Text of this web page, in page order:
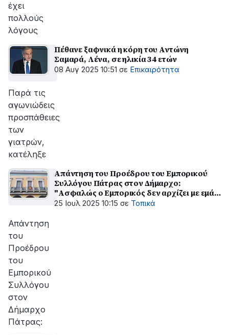
έχει
πολλούς
λόγους
Πέθανε ξαφνικά η κόρη του Αντώνη
Σαμαρά, Λένα, σε ηλικία 34 ετών
08 Αυγ 2025 10:51 σε Επικαιρότητα
Παρά τις
αγωνιώδεις
προσπάθειες
των
γιατρών,
κατέληξε
Απάντηση του Προέδρου του Εμπορικού
Συλλόγου Πάτρας στον Δήμαρχο:
"Ασφαλώς ο Εμπορικός δεν αρχίζει με εμάς,
ούτε η πόλη τελειώνει με εσάς"
25 Ιουλ 2025 10:15 σε Τοπικά
Απάντηση
του
Προέδρου
του
Εμπορικού
Συλλόγου
στον
Δήμαρχο
Πάτρας: